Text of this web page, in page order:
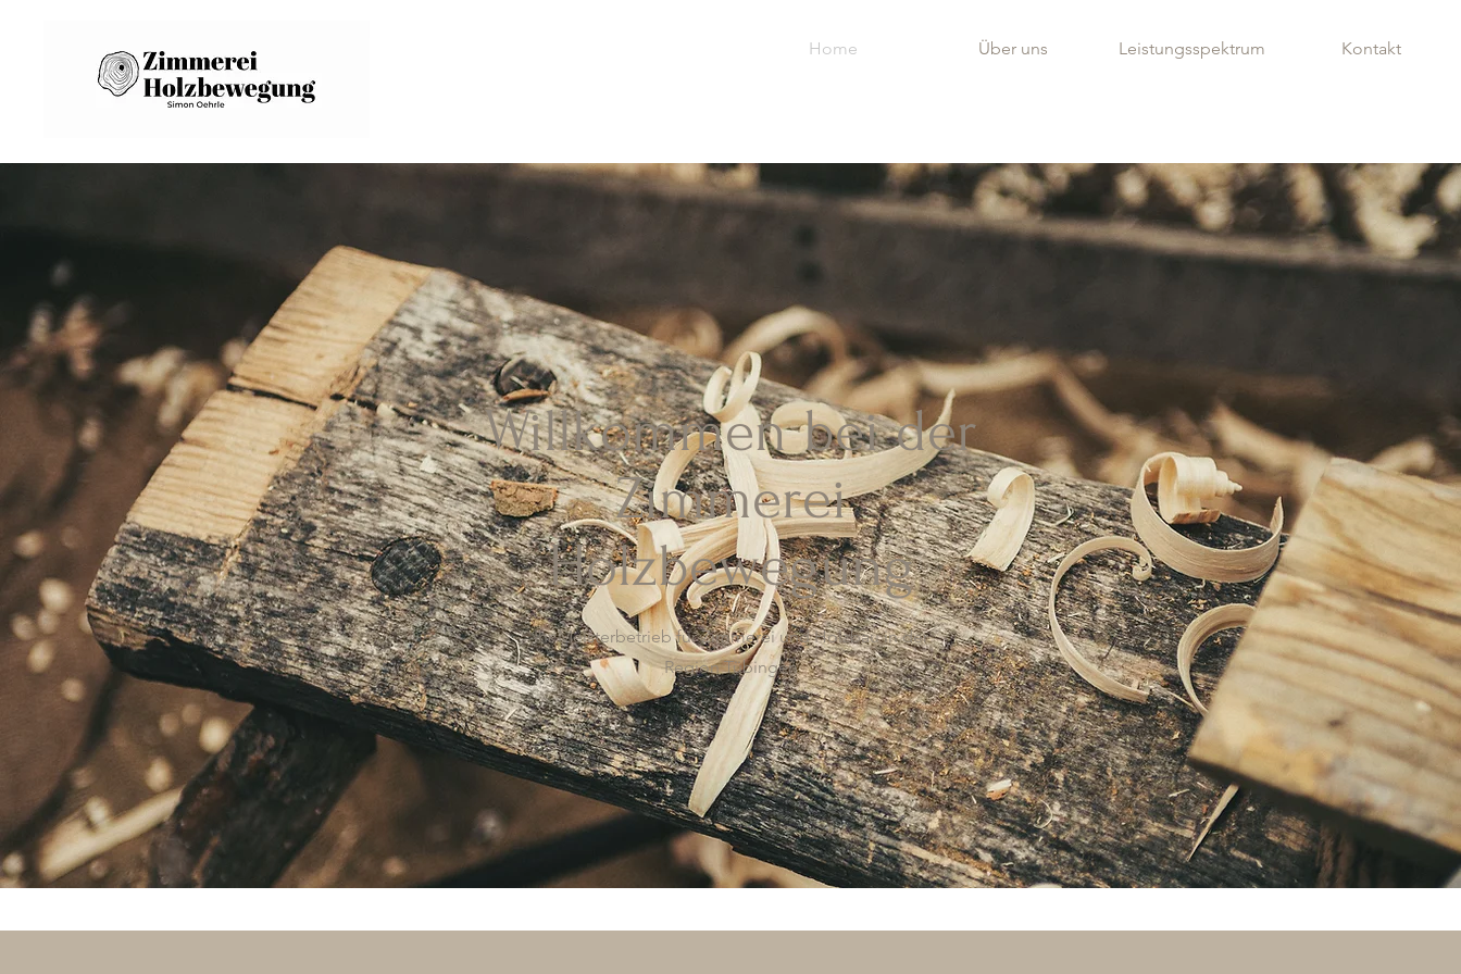
Home Über uns Leistungsspektrum Kontakt
Willkommen bei der
Zimmerei
Holzbewegung
Ihr Meisterbetrieb für Zimmerei und Holzbau in der
Region Tübingen